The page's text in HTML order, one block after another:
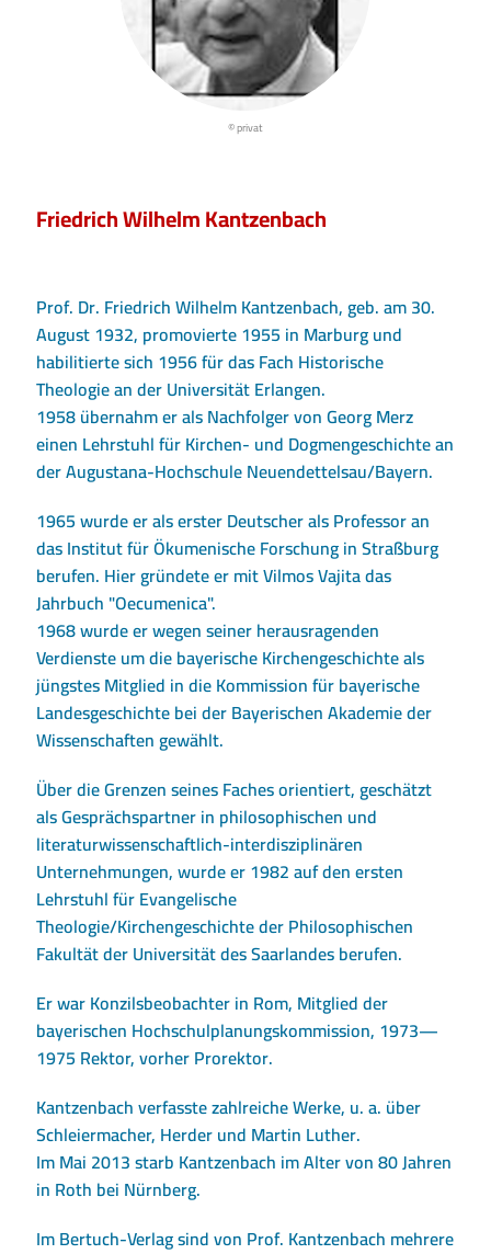
© privat
Friedrich Wilhelm Kantzenbach
Prof. Dr. Friedrich Wilhelm Kantzenbach, geb. am 30.
August 1932, promovierte 1955 in Marburg und
habilitierte sich 1956 für das Fach Historische
Theologie an der Universität Erlangen.
1958 übernahm er als Nachfolger von Georg Merz
einen Lehrstuhl für Kirchen- und Dogmengeschichte an
der Augustana-Hochschule Neuendettelsau/Bayern.
1965 wurde er als erster Deutscher als Professor an
das Institut für Ökumenische Forschung in Straßburg
berufen. Hier gründete er mit Vilmos Vajita das
Jahrbuch "Oecumenica".
1968 wurde er wegen seiner herausragenden
Verdienste um die bayerische Kirchengeschichte als
jüngstes Mitglied in die Kommission für bayerische
Landesgeschichte bei der Bayerischen Akademie der
Wissenschaften gewählt.
Über die Grenzen seines Faches orientiert, geschätzt
als Gesprächspartner in philosophischen und
literaturwissenschaftlich-interdisziplinären
Unternehmungen, wurde er 1982 auf den ersten
Lehrstuhl für Evangelische
Theologie/Kirchengeschichte der Philosophischen
Fakultät der Universität des Saarlandes berufen.
Er war Konzilsbeobachter in Rom, Mitglied der
bayerischen Hochschulplanungskommission, 1973—
1975 Rektor, vorher Prorektor.
Kantzenbach verfasste zahlreiche Werke, u. a. über
Schleiermacher, Herder und Martin Luther.
Im Mai 2013 starb Kantzenbach im Alter von 80 Jahren
in Roth bei Nürnberg.
Im Bertuch-Verlag sind von Prof. Kantzenbach mehrere